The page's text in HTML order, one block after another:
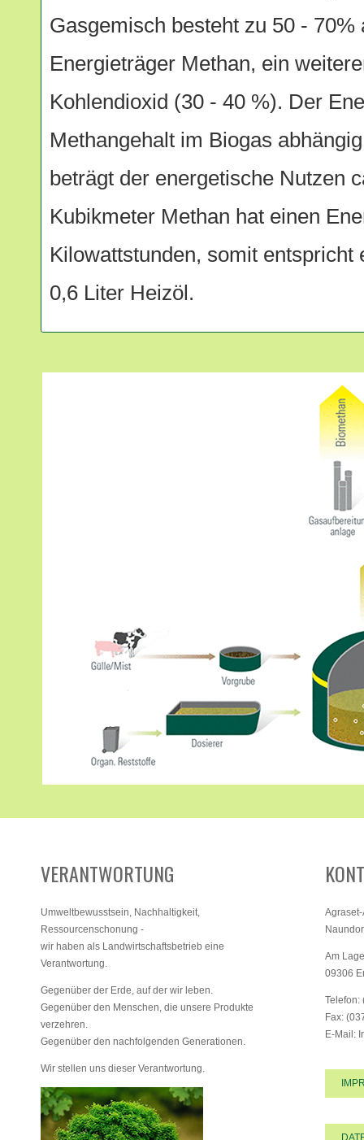
Gasgemisch besteht zu 50 -
Energieträger Methan, ein
Kohlendioxid (30 - 40 %). Der
Methangehalt im Biogas
beträgt der energetische Nutzen
Kubikmeter Methan hat einen
Kilowattstunden, somit
0,6 Liter Heizöl.
VERANTWORTUNG
Umweltbewusstsein, Nachhaltigkeit,
Ressourcenschonung -
wir haben als Landwirtschaftsbetrieb eine
Verantwortung.
Gegenüber der Erde, auf der wir leben.
Gegenüber den Menschen, die unsere Produkte
verzehren.
Gegenüber den nachfolgenden Generationen.
Wir stellen uns dieser Verantwortung.
Am
09306
Telefon:
Fax:
E-Mail: